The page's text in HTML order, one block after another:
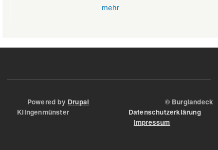
mehr
Powered by Drupal © Burglandeck
Klingenmünster Datenschutzerklärung
Impressum